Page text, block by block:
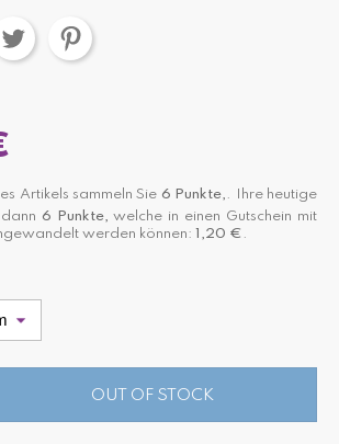
Artikels sammeln Sie 6 Punkte, . Ihre heutige
6 Punkte, welche in einen Gutschein mit
werden können: 1,20 € .
OUT OF STOCK